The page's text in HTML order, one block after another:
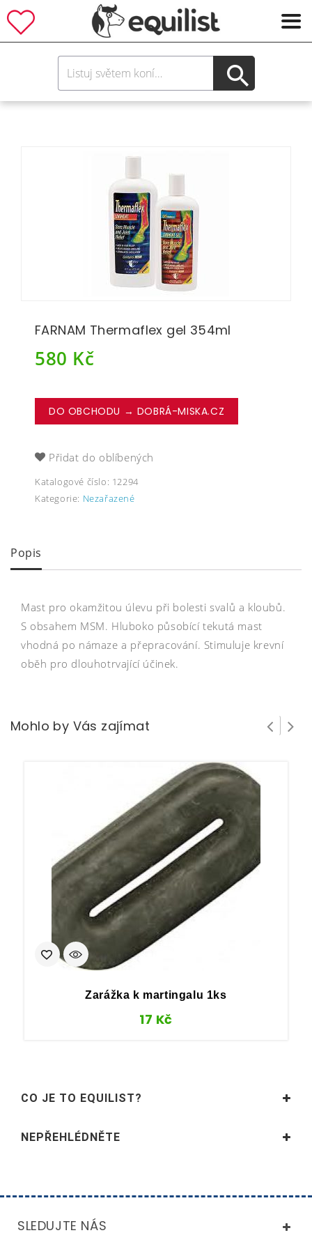
FARNAM Thermaflex gel 354ml
580 Kč
DO OBCHODU → DOBRÁ-MISKA.CZ
Přidat do oblíbených
Katalogové číslo: 12294
Kategorie: Nezařazené
Popis
Mast pro okamžitou úlevu při bolesti svalů a kloubů.
S obsahem MSM. Hluboko působící tekutá mast
vhodná po námaze a přepracování. Stimuluje krevní
oběh pro dlouhotrvající účinek.
Mohlo by Vás zajímat
Zarážka k martingalu 1ks
17 Kč
CO JE TO EQUILIST?
NEPŘEHLÉDNĚTE
SLEDUJTE NÁS